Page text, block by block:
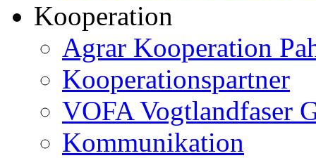
Kooperation
Agrar Kooperation
Kooperationspartner
VOFA Vogtlandfaser
Kommunikation